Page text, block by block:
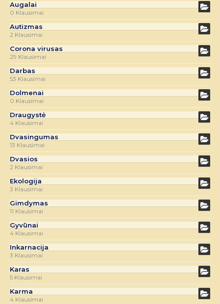
Augalai
0 Klausimai
Autizmas
2 Klausimai
Corona virusas
29 Klausimai
Darbas
53 Klausimai
Dolmenai
0 Klausimai
Draugystė
4 Klausimai
Dvasingumas
13 Klausimai
Dvasios
2 Klausimai
Ekologija
3 Klausimai
Gimdymas
11 Klausimai
Gyvūnai
4 Klausimai
Inkarnacija
3 Klausimai
Karas
5 Klausimai
Karma
4 Klausimai